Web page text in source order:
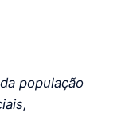
população